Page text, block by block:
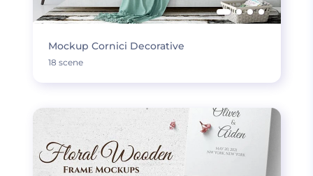
Mockup Cornici Decorative
18 scene